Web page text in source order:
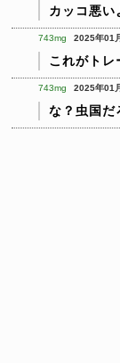
カッコ悪い
743mg 2025年01
これがトレ
743mg 2025年01
な？虫国だ